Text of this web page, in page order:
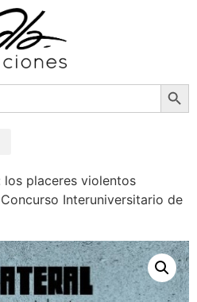
los placeres violentos
Interuniversitario de